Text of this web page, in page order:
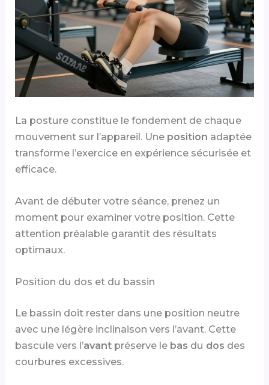
La posture constitue le fondement de chaque
mouvement sur l’appareil. Une position adaptée
transforme l’exercice en expérience sécurisée et
efficace.
Avant de débuter votre séance, prenez un
moment pour examiner votre position. Cette
attention préalable garantit des résultats
optimaux.
Position du dos et du bassin
Le bassin doit rester dans une position neutre
avec une légère inclinaison vers l’avant. Cette
bascule vers l’avant préserve le bas du dos des
courbures excessives.